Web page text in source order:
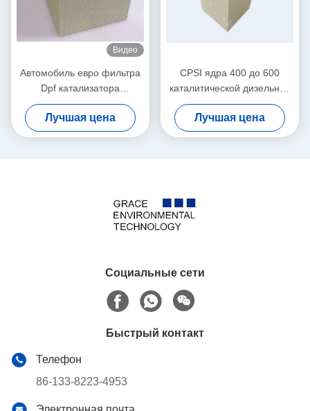
Видео
Автомобиль евро фильтра
Dpf катализатора
кремниевого карбида SIC
разделяет низкое тепловое
расширение
Лучшая цена
CPSI ядра 400 до 600
каталитической дизельной
частичной подачи стены
катализатора 24 CDpf
фильтра керамическое
Лучшая цена
Социальные сети
Быстрый контакт
Телефон
86-133-8223-4953